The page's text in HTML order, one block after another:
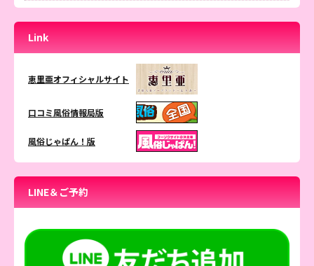
Link
恵里亜オフィシャルサイト
口コミ風俗情報局版
風俗じゃぱん！版
LINE＆ご予約